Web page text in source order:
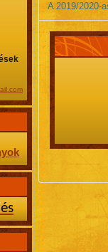
A 2019/2020-